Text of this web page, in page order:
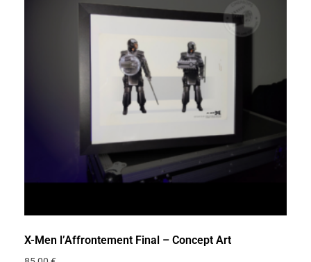
X-Men l’Affrontement Final – Concept Art